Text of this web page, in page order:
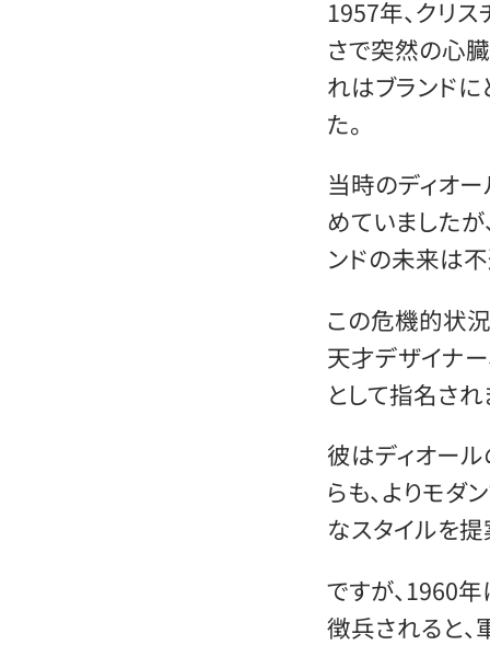
1957年、クリ
さで突然の心
れはブランド
た。
当時のディオ
めていましたが
ンドの未来は
この危機的状
天才デザイナー
として指名され
彼はディオー
らも、よりモダ
なスタイルを提
ですが、1960
徴兵されると